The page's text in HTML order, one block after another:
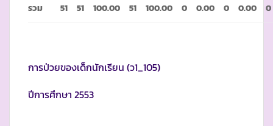
รวม 51 51 100.00 51 100.00 0 0.00 0 0.00 0
การป่วยของเด็กนักเรียน (ว1_105)
ปีการศึกษา 2553